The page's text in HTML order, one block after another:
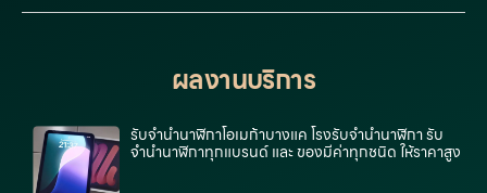
ผลงานบริการ
รับจำนำนาฬิกาโอเมก้าบางแค โรงรับจำนำนาฬิกา รับ
จำนำนาฬิกาทุกแบรนด์ และ ของมีค่าทุกชนิด ให้ราคาสูง